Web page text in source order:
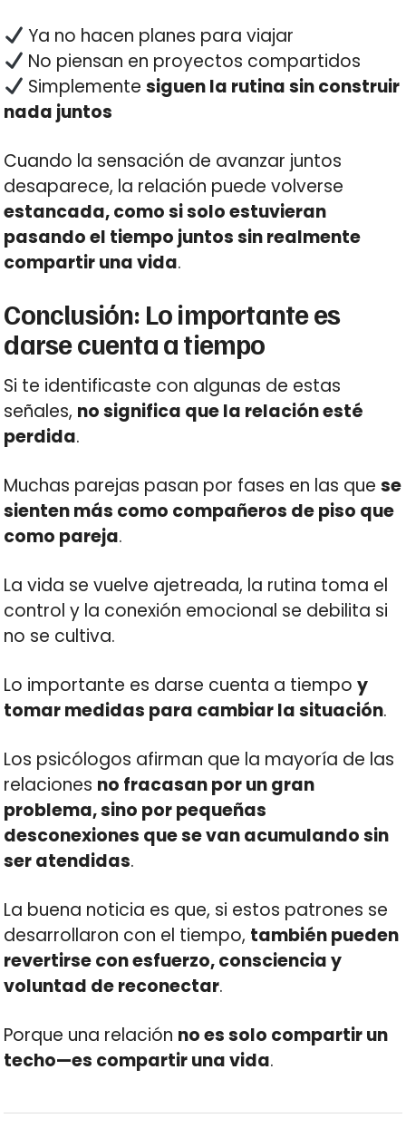
Ya no hacen planes para viajar
No piensan en proyectos compartidos
Simplementesiguen la rutina sin construir
nada juntos
Cuando la sensación de avanzar juntos
desaparece, la relación puede volverse
estancada, como si solo estuvieran
pasando el tiempo juntos sin realmente
compartir una vida.
Conclusión: Lo importante es
darse cuenta a tiempo
Si te identificaste con algunas de estas
señales, no significa que la relación esté
perdida.
Muchas parejas pasan por fases en las quese
sienten más como compañeros de piso que
como pareja.
La vida se vuelve ajetreada, la rutina toma el
control y la conexión emocional se debilita si
no se cultiva.
Lo importante es darse cuenta a tiempoy
tomar medidas para cambiar la situación.
Los psicólogos afirman que la mayoría de las
relaciones no fracasan por un gran
problema, sino por pequeñas
desconexiones que se van acumulando sin
ser atendidas.
La buena noticia es que, si estos patrones se
desarrollaron con el tiempo, también pueden
revertirse con esfuerzo, consciencia y
voluntad de reconectar.
Porque una relación no es solo compartir un
techo—es compartir una vida.